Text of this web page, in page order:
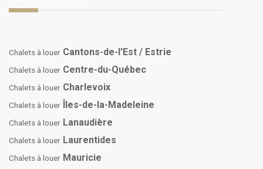
Chalets à louer Cantons-de-l'Est / Estrie
Chalets à louer Centre-du-Québec
Chalets à louer Charlevoix
Chalets à louer Îles-de-la-Madeleine
Chalets à louer Lanaudière
Chalets à louer Laurentides
Chalets à louer Mauricie